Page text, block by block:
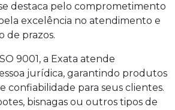
destaca pelo comprometimento
excelência no atendimento e
de prazos.
9001, a Exata atende
jurídica, garantindo produtos
confiabilidade para seus clientes.
bisnagas ou outros tipos de